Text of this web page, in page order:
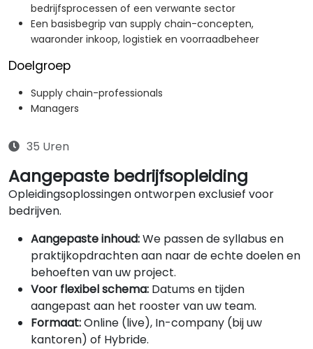
bedrijfsprocessen of een verwante sector
Een basisbegrip van supply chain-concepten,
waaronder inkoop, logistiek en voorraadbeheer
Doelgroep
Supply chain-professionals
Managers
35 Uren
Aangepaste bedrijfsopleiding
Opleidingsoplossingen ontworpen exclusief voor
bedrijven.
Aangepaste inhoud:We passen de syllabus en
praktijkopdrachten aan naar de echte doelen en
behoeften van uw project.
Voor flexibel schema: Datums en tijden
aangepast aan het rooster van uw team.
Formaat:Online (live), In-company (bij uw
kantoren) of Hybride.